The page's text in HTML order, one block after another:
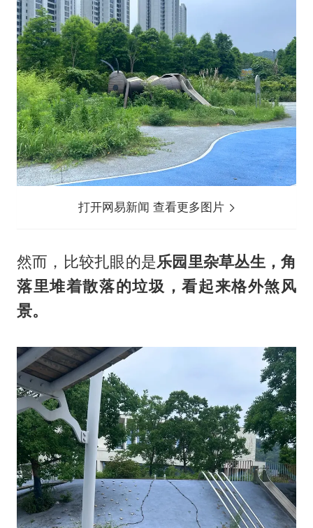
打开网易新闻 查看更多图片
然而，比较扎眼的是乐园里杂草丛生，角
落里堆着散落的垃圾，看起来格外煞风
景。